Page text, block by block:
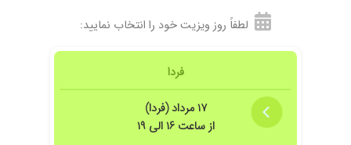
سوزنی انجام دادن
گردن درد داشتم نوار عصب گرفتن برام و تزریق
انجام دادم و چند جلسه لیزر و طب سوزنی بعد از ۱
خوب بود
گردنم درد میکرد الان خیلی خوبم .بهترین دکتر .به
هنه پیشنهاد میکنم
لطفاً روز ویزیت خود را انتخاب نمایید:
فردا
۱۷ مرداد (فردا)
از ساعت ۱۶ الی ۱۹